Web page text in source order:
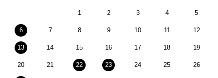
1 2 3 4 5
6 7 8 9 10 11 12
13 14 15 16 17 18 19
20 21 22 23 24 25 26